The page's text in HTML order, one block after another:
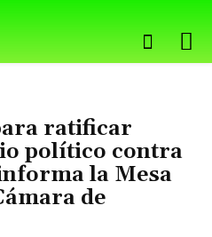
ratificar
político contra
la Mesa
de